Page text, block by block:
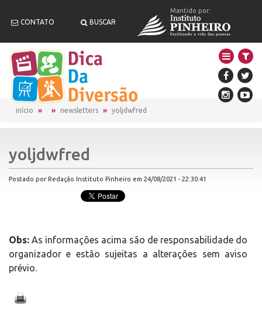
CONTATO BUSCAR
Mantido por:
início newsletters yoljdwfred
yoljdwfred
Postado por Redação Instituto Pinheiro em 24/08/2021 - 22:30:41
Obs: As informações acima são de responsabilidade do
organizador e estão sujeitas a alterações sem aviso
prévio.